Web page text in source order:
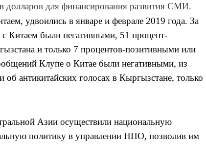
долларов для финансирования развития СМИ.
удвоились в январе и феврале 2019 года. За
Китаем были негативными, 51 процент-
и только 7 процентов-позитивными или
Клупе о Китае были негативными, из
антикитайских голосах в Кыргызстане, только
Азии осуществили национальную
политику в управлении НПО, позволив им